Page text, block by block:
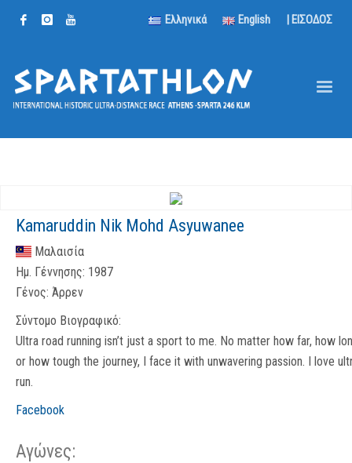
Ελληνικά English | ΕΙΣΟΔΟΣ
Kamaruddin Nik Mohd Asyuwanee
Μαλαισία
Ημ. Γέννησης: 1987
Γένος: Άρρεν
Σύντομο Βιογραφικό:
Ultra road running isn’t just a sport to me. No matter how far, how
or how tough the journey, I face it with unwavering passion. I love
run.
Facebook
Αγώνες: